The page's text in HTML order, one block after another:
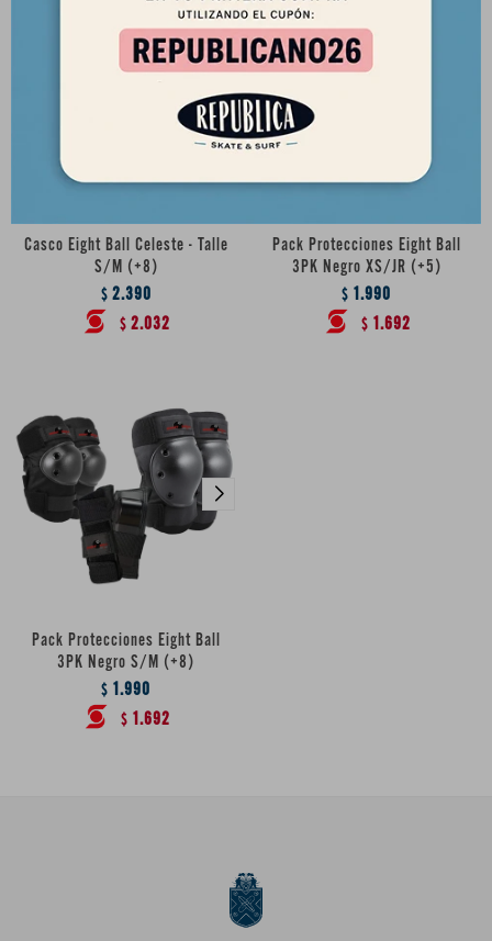
Casco Eight Ball Celeste - Talle
S/M (+8)
$ 2.390
$ 2.032
Pack Protecciones Eight Ball
3PK Negro XS/JR (+5)
$ 1.990
$ 1.692
Pack Protecciones Eight Ball
3PK Negro S/M (+8)
$ 1.990
$ 1.692